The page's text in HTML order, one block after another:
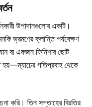
উপাদানগুলোর একটি।
ভ্রমণের ক্লান্তি পর্যবেক্ষণ
বা একজন ফিনিশার ছোট
হয়—ম্যাচের গতিপ্রবাহ থেকে
করি। তিন সপ্তাহের বিরতির